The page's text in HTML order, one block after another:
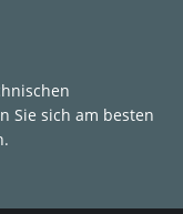
Sie sich am besten